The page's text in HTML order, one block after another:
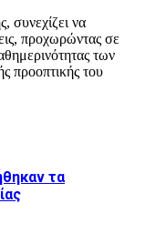
συνεχίζει να
προχωρώντας σε
των
προοπτικής του
τα